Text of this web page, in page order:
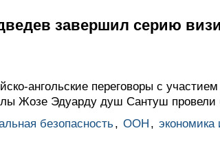
завершил серию
ангольские переговоры с
Жозе Эдуарду душ Сантуш провели
безопасность, ООН ,